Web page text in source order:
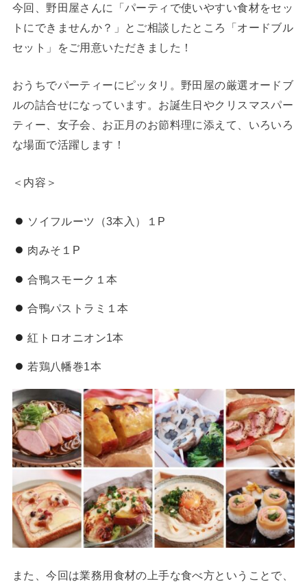
今回、野田屋さんに「パーティで使いやすい食材をセッ
トにできませんか？」とご相談したところ「オードブル
セット」をご用意いただきました！
おうちでパーティーにピッタリ。野田屋の厳選オードブ
ルの詰合せになっています。お誕生日やクリスマスパー
ティー、女子会、お正月のお節料理に添えて、いろいろ
な場面で活躍します！
＜内容＞
ソイフルーツ（3本入）１P
肉みそ１P
合鴨スモーク１本
合鴨パストラミ１本
紅トロオニオン1本
若鶏八幡巻1本
また、今回は業務用食材の上手な食べ方ということで、